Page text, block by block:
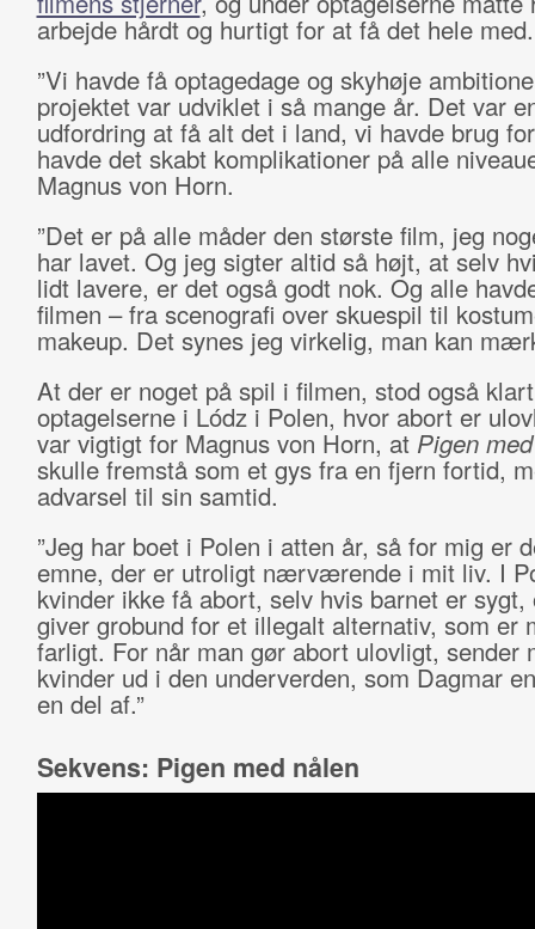
arbejde hårdt og hurtigt for at få det hele med.
”Vi havde få optagedage og skyhøje
projektet var udviklet i så mange år. Det var
udfordring at få alt det i land, vi havde brug
havde det skabt komplikationer på alle
Magnus von Horn.
”Det er på alle måder den største film, jeg
har lavet. Og jeg sigter altid så højt, at selv
lidt lavere, er det også godt nok. Og alle
filmen – fra scenografi over skuespil til
makeup. Det synes jeg virkelig, man kan
At der er noget på spil i filmen, stod også
optagelserne i Lódz i Polen, hvor abort er
var vigtigt for Magnus von Horn, at Pigen
skulle fremstå som et gys fra en fjern fortid,
advarsel til sin samtid.
”Jeg har boet i Polen i atten år, så for mig er
emne, der er utroligt nærværende i mit liv. I
kvinder ikke få abort, selv hvis barnet er sygt,
giver grobund for et illegalt alternativ, som er
farligt. For når man gør abort ulovligt, sender
kvinder ud i den underverden, som Dagmar
en del af.”
Sekvens: Pigen med nålen